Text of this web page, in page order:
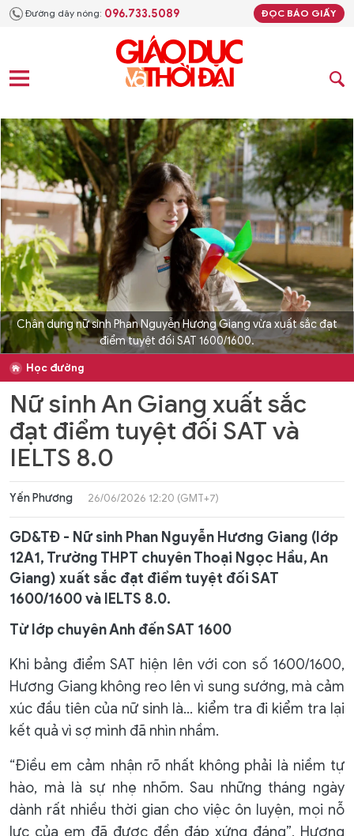
Đường dây nóng: 096.733.5089 ĐỌC BÁO GIẤY
Chân dung nữ sinh Phan Nguyễn Hương Giang vừa xuất sắc đạt
điểm tuyệt đối SAT 1600/1600.
Học đường
Nữ sinh An Giang xuất sắc
đạt điểm tuyệt đối SAT và
IELTS 8.0
Yến Phương 26/06/2026 12:20 (GMT+7)
GD&TĐ - Nữ sinh Phan Nguyễn Hương Giang (lớp
12A1, Trường THPT chuyên Thoại Ngọc Hầu, An
Giang) xuất sắc đạt điểm tuyệt đối SAT
1600/1600 và IELTS 8.0.
Từ lớp chuyên Anh đến SAT 1600
Khi bảng điểm SAT hiện lên với con số 1600/1600,
Hương Giang không reo lên vì sung sướng, mà cảm
xúc đầu tiên của nữ sinh là... kiểm tra đi kiểm tra lại
kết quả vì sợ mình đã nhìn nhầm.
“Điều em cảm nhận rõ nhất không phải là niềm tự
hào, mà là sự nhẹ nhõm. Sau những tháng ngày
dành rất nhiều thời gian cho việc ôn luyện, mọi nỗ
lực của em đã được đền đáp xứng đáng”, Hương